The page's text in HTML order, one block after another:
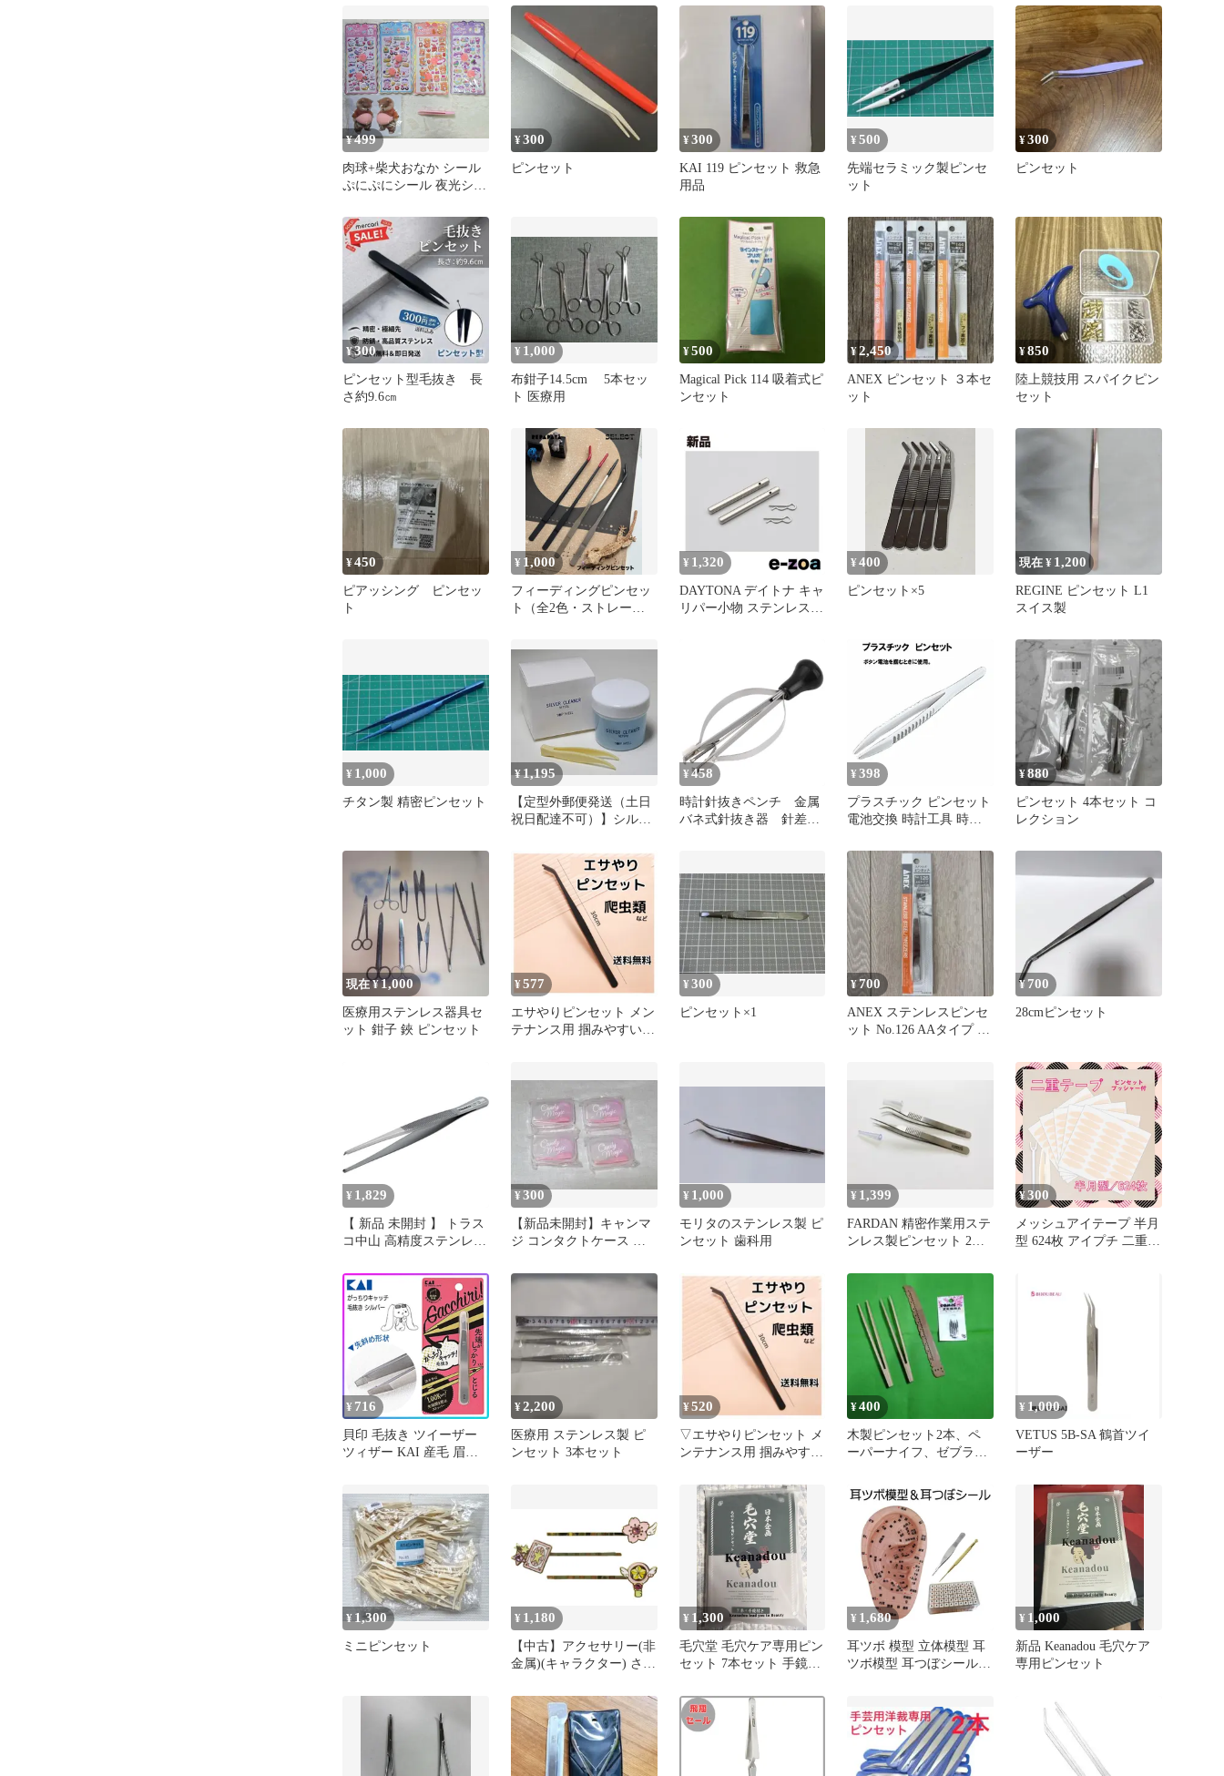
ル マツエク
カー 造景
¥499
肉球+柴犬おなか シール
ぷにぷにシール 夜光シー
ュマロシール 肉球シール
6枚セット + ピンセット
付き
¥300
ピンセット
¥300
KAI 119 ピンセット 救急
用品
¥500
先端セラミック製ピンセ
ット
¥300
ピンセット
¥300
ピンセット型毛抜き 長
さ約9.6㎝
¥ 1,000
布鉗子14.5cm 5本セッ
ト 医療用
¥500
Magical Pick 114 吸着式ピ
ンセット
¥2,450
ANEX ピンセット ３本セ
ット
¥850
陸上競技用 スパイクピン
セット
¥450
ピアッシング ピンセッ
ト
¥ 1,000
フィーディングピンセッ
ト（全2色・ストレート
¥ 1,320
DAYTONA デイトナ キャ
リパー小物 ステンレスパ
¥400
ピンセット×5
現在 ¥ 1,200
REGINE ピンセット L1
スイス製
¥ 1,000
チタン製 精密ピンセット
¥1,195
【定型外郵便発送（土日
祝日配達不可）】シルバ
き 洗浄液 シルバーお手
入れ ピンセット付 銀 汚
れ落とし
¥ 458
時計針抜きペンチ 金属
バネ式針抜き器 針差し
ツール 時計修理用具
¥ 398
プラスチック ピンセット
電池交換 時計工具 時計
クォーツ 時計用 時計 腕
時計
¥880
ピンセット 4本セット コ
レクション
現在 ¥1,000
医療用ステンレス器具セ
ット 鉗子 鋏 ピンセット
¥577
エサやりピンセット メン
テナンス用 掴みやすい
¥300
ピンセット×1
¥700
ANEX ステンレスピンセ
ット No.126 AAタイプ 先
¥ 700
28cmピンセット
¥ 1,829
【 新品 未開封 】 トラス
コ中山 高精度ステンレス
鈎型 TSP80 未使用 送料
無料
¥300
【新品未開封】キャンマ
ジ コンタクトケース ピ
¥ 1,000
モリタのステンレス製 ピ
ンセット 歯科用
¥ 1,399
FARDAN 精密作業用ステ
ンレス製ピンセット 2本
ーブ）
¥300
メッシュアイテープ 半月
型 624枚 アイプチ 二重テ
¥ 716
貝印 毛抜き ツイーザー
ツィザー KAI 産毛 眉毛
ト キャップ付き ツィー
ザー 毛ぬき 衛生用品 持
ち運び 普通郵便発送
【▽】【HNB】/がっちり
キャッチ毛抜きシルバー
¥2,200
医療用 ステンレス製 ピ
ンセット 3本セット
¥520
▽エサやりピンセット メ
ンテナンス用 掴みやすい
¥400
木製ピンセット2本、ペ
ーパーナイフ、ゼブラペ
¥ 1,000
VETUS 5B-SA 鶴首ツイ
ーザー
¥1,300
ミニピンセット
¥ 1,180
【中古】アクセサリー(非
金属)(キャラクター) さく
セット(3本組) 「カード
キャプターさくら」
¥ 1,300
毛穴堂 毛穴ケア専用ピン
セット 7本セット 手鏡付
¥ 1,680
耳ツボ 模型 立体模型 耳
ツボ模型 耳つぼシール
用銅棒・ピンセット 付
属)
¥ 1,000
新品 Keanadou 毛穴ケア
専用ピンセット